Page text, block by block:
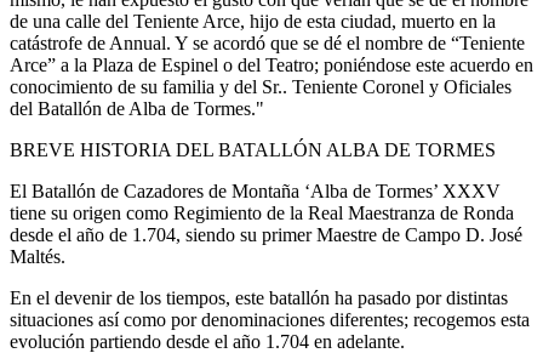
de una calle del Teniente Arce, hijo de esta ciudad, muerto en la
catástrofe de Annual. Y se acordó que se dé el nombre de “Teniente
Arce” a la Plaza de Espinel o del Teatro; poniéndose este acuerdo en
conocimiento de su familia y del Sr.. Teniente Coronel y Oficiales
del Batallón de Alba de Tormes."
BREVE HISTORIA DEL BATALLÓN ALBA DE TORMES
El Batallón de Cazadores de Montaña ‘Alba de Tormes’ XXXV
tiene su origen como Regimiento de la Real Maestranza de Ronda
desde el año de 1.704, siendo su primer Maestre de Campo D. José
Maltés.
En el devenir de los tiempos, este batallón ha pasado por distintas
situaciones así como por denominaciones diferentes; recogemos esta
evolución partiendo desde el año 1.704 en adelante.